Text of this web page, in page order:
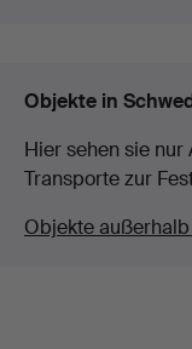
Objekte in
Hier sehen sie nur
Transporte zur
Objekte